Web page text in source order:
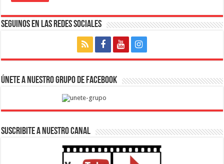
Seguinos en las Redes Sociales
Únete a nuestro Grupo de Facebook
SUSCRIBITE A NUESTRO CANAL